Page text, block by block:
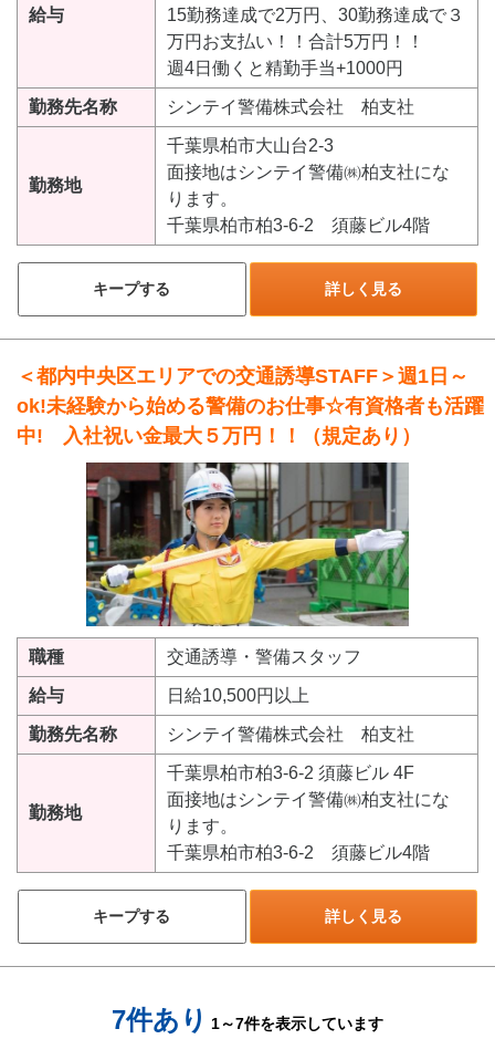
給与
15勤務達成で2万円、30勤務達成で３
万円お支払い！！合計5万円！！
週4日働くと精勤手当+1000円
勤務先名称 シンテイ警備株式会社 柏支社
勤務地
千葉県柏市大山台2-3
面接地はシンテイ警備㈱柏支社にな
ります。
千葉県柏市柏3-6-2 須藤ビル4階
キープする 詳しく見る
＜都内中央区エリアでの交通誘導STAFF＞週1日～
ok!未経験から始める警備のお仕事☆有資格者も活躍
中! 入社祝い金最大５万円！！（規定あり）
職種 交通誘導・警備スタッフ
給与 日給10,500円以上
勤務先名称 シンテイ警備株式会社 柏支社
勤務地
千葉県柏市柏3-6-2 須藤ビル 4F
面接地はシンテイ警備㈱柏支社にな
ります。
千葉県柏市柏3-6-2 須藤ビル4階
キープする 詳しく見る
7件あり 1～7件を表示しています